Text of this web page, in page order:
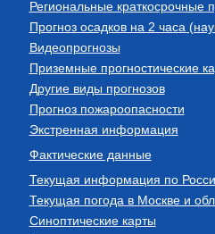
Региональные краткосрочные
Прогноз осадков на 2 часа
Видеопрогнозы
Приземные прогностические
Другие виды прогнозов
Прогноз пожароопасности
Экстренная информация
Фактические данные
Текущая информация по
Текущая погода в Москве и
Синоптические карты